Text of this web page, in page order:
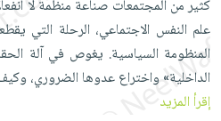
العناية
بالأسنان
الحمية
والتغذية
الخبز
أدوات
المائدة
الأوعية
الأكثر
مبيعاً
العودة
للمدارس
شحن
مجاني
بنود
مختارة
كثير من المجتمعات صناعة منظمة لا
علم النفس الاجتماعي، الرحلة التي
المنظومة السياسية. يغوص في آلة
الداخلية» واختراع عدوها الضروري،
إقرأ المزيد